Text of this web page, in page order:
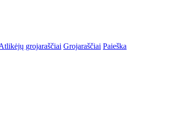
grojaraščiai Grojaraščiai Paieška